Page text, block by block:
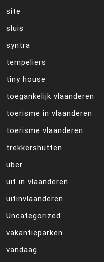
site
sluis
syntra
tempeliers
tiny house
toegankelijk vlaanderen
toerisme in vlaanderen
toerisme vlaanderen
trekkershutten
uber
uit in vlaanderen
uitinvlaanderen
Uncategorized
vakantieparken
vandaag